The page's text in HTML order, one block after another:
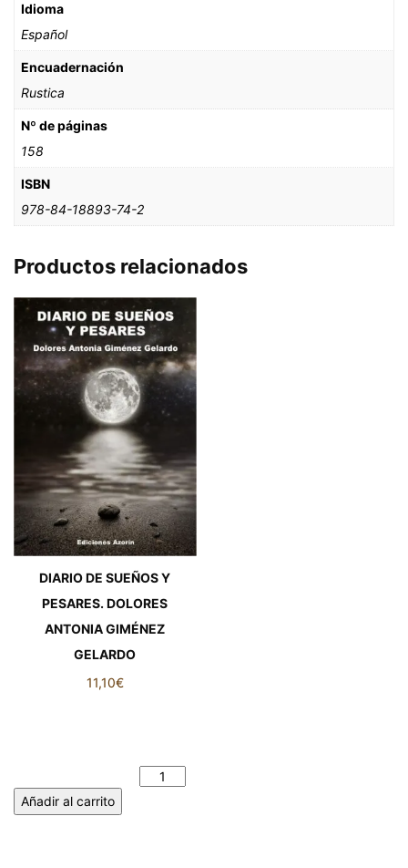
Idioma
Español
Encuadernación
Rustica
Nº de páginas
158
ISBN
978-84-18893-74-2
Productos relacionados
DIARIO DE SUEÑOS Y
PESARES. DOLORES
ANTONIA GIMÉNEZ
GELARDO
11,10€
Añadir al carrito